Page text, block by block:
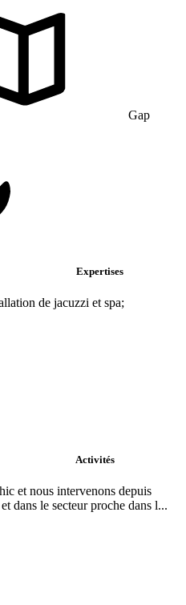
Gap
Expertises
de jacuzzi et spa;
Activités
et nous intervenons depuis
dans le secteur proche dans l...